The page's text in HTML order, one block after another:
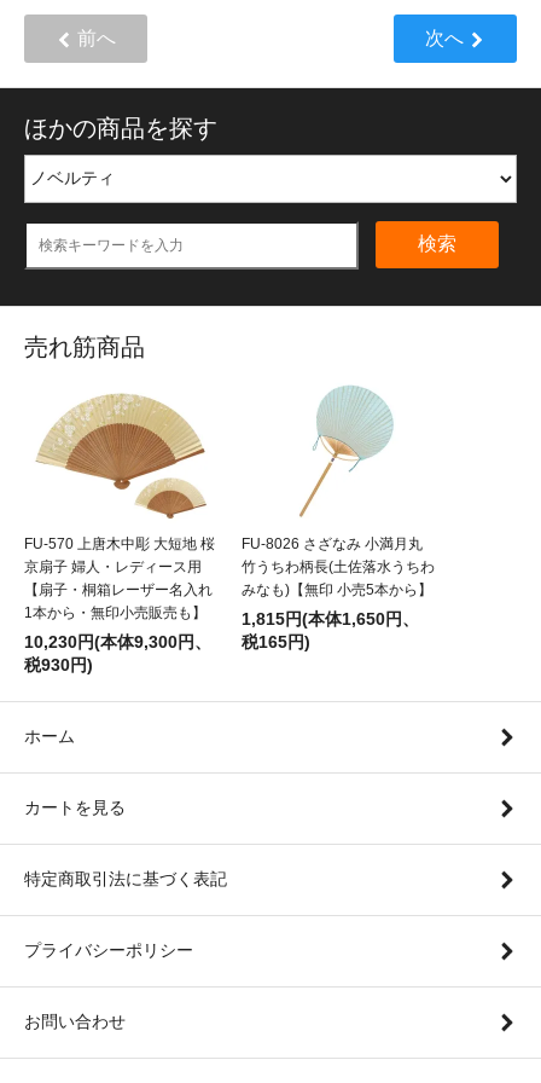
前へ 次へ
ほかの商品を探す
検索
売れ筋商品
FU-570 上唐木中彫 大短地 桜
京扇子 婦人・レディース用
【扇子・桐箱レーザー名入れ
1本から・無印小売販売も】
10,230円(本体9,300円、
税930円)
FU-8026 さざなみ 小満月丸
竹うちわ柄長(土佐落水うちわ
みなも)【無印 小売5本から】
1,815円(本体1,650円、
税165円)
ホーム
カートを見る
特定商取引法に基づく表記
プライバシーポリシー
お問い合わせ